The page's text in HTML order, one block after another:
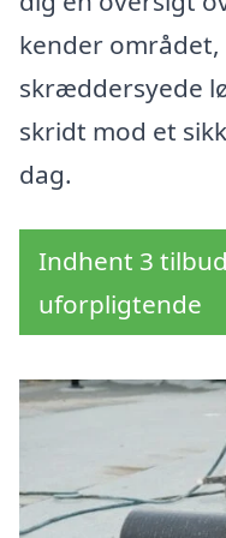
kender
skræddersyede
skridt mod et
dag.
Indhent 3
uforpligtende